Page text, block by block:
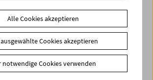
Alle Cookies akzeptieren
Cookies akzeptieren
notwendige Cookies verwenden